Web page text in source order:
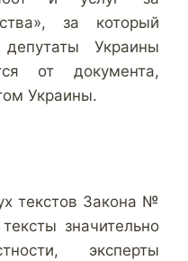
за который
Украины
от документа,
Украины.
текстов Закона №
значительно
эксперты